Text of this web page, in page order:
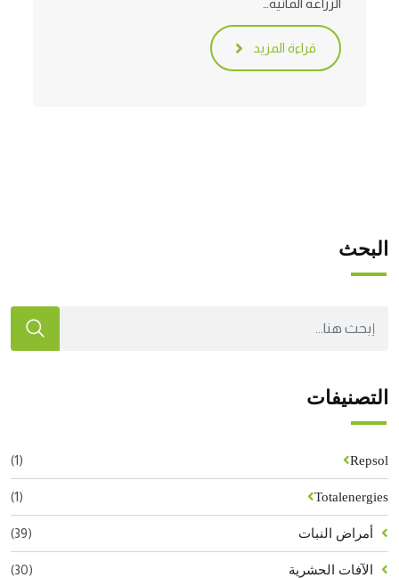
قراءة المزيد
البحث
التصنيفات
Repsol
(1)
Totalenergies
(1)
أمراض النبات (39)
الآفات الحشرية (30)